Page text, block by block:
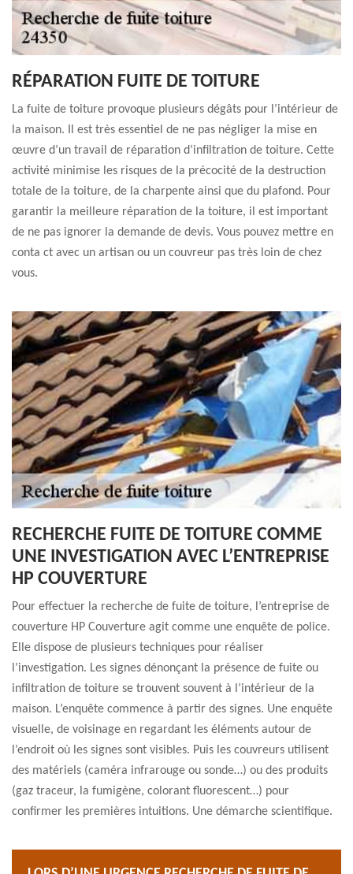
RÉPARATION FUITE DE TOITURE
La fuite de toiture provoque plusieurs dégâts pour l’intérieur de
la maison. Il est très essentiel de ne pas négliger la mise en
œuvre d’un travail de réparation d’infiltration de toiture. Cette
activité minimise les risques de la précocité de la destruction
totale de la toiture, de la charpente ainsi que du plafond. Pour
garantir la meilleure réparation de la toiture, il est important
de ne pas ignorer la demande de devis. Vous pouvez mettre en
conta ct avec un artisan ou un couvreur pas très loin de chez
vous.
RECHERCHE FUITE DE TOITURE COMME
UNE INVESTIGATION AVEC L’ENTREPRISE
HP COUVERTURE
Pour effectuer la recherche de fuite de toiture, l’entreprise de
couverture HP Couverture agit comme une enquête de police.
Elle dispose de plusieurs techniques pour réaliser
l’investigation. Les signes dénonçant la présence de fuite ou
infiltration de toiture se trouvent souvent à l’intérieur de la
maison. L’enquête commence à partir des signes. Une enquête
visuelle, de voisinage en regardant les éléments autour de
l’endroit où les signes sont visibles. Puis les couvreurs utilisent
des matériels (caméra infrarouge ou sonde…) ou des produits
(gaz traceur, la fumigène, colorant fluorescent…) pour
confirmer les premières intuitions. Une démarche scientifique.